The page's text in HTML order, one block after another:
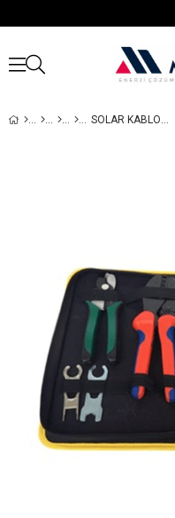
SOLAR KABLO MC 4 KONEKTÖR SIKMA PENSE SETI